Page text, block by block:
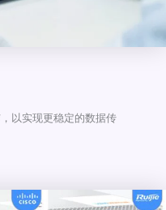
以实现更稳定的数据传